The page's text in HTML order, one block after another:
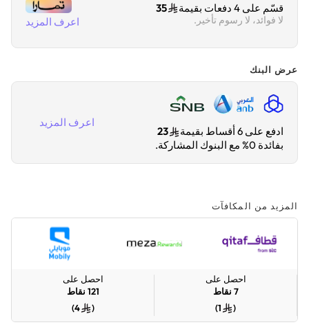
قسّم على 4 دفعات بقيمة 35
لا فوائد، لا رسوم تأخير. اعرف المزيد
عرض البنك
ادفع على 6 أقساط بقيمة
23
بفائدة 0% مع البنوك المشاركة.
اعرف المزيد
المزيد من المكافآت
احصل على
7 نقاط
(
1
)
احصل على
121 نقاط
(
4
)